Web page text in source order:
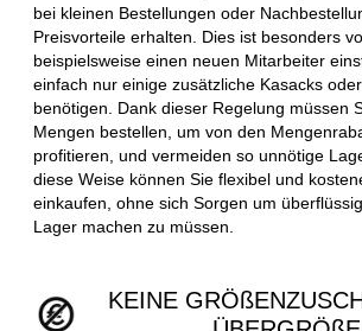
bei kleinen Bestellungen oder
Preisvorteile erhalten. Dies ist besonders
beispielsweise einen neuen Mitarbeiter
einfach nur einige zusätzliche Kasacks
benötigen. Dank dieser Regelung müssen
Mengen bestellen, um von den
profitieren, und vermeiden so unnötige
diese Weise können Sie flexibel und
einkaufen, ohne sich Sorgen um
Lager machen zu müssen.
KEINE